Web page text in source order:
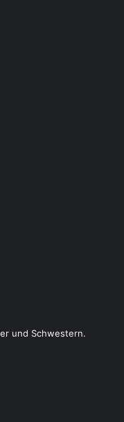
und Schwestern.